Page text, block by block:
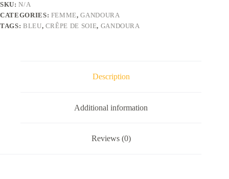
bleu
quantity
SKU:N/A
CATEGORIES: FEMME,GANDOURA
TAGS: BLEU, CRÊPE DE SOIE, GANDOURA
Description
Additional information
Reviews (0)